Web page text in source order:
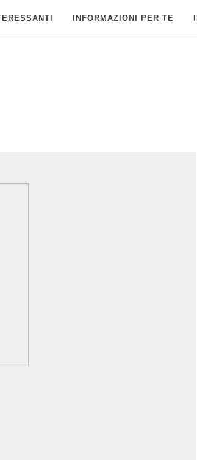
INFORMAZIONI PER TE